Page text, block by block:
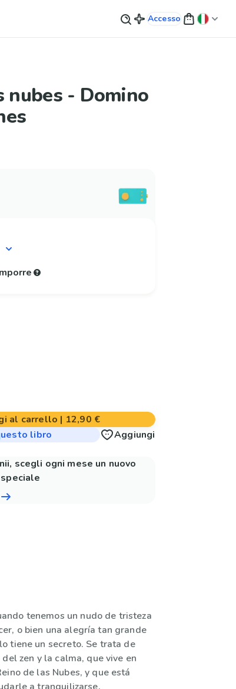
Accesso
nubes - Domino
al carrello | 12,90 €
libro
Aggiungi
scegli ogni mese un nuovo
tenemos un nudo de tristeza
o bien una alegría tan grande
tiene un secreto. Se trata de
zen y la calma, que vive en
de las Nubes, y que está